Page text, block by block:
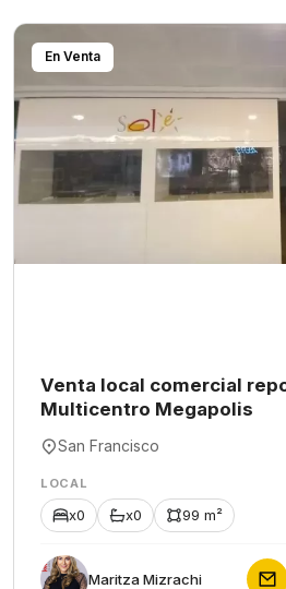
En Venta
Venta local comercial
Multicentro Megapolis
San Francisco
LOCAL
x0 x0 99 m²
Maritza Mizrachi